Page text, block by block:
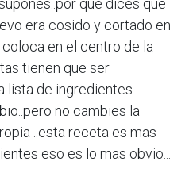
que dices que
era cosido y cortado en
en el centro de la
tienen que ser
lista de ingredientes
no cambies la
..esta receta es mas
eso es lo mas obvio...